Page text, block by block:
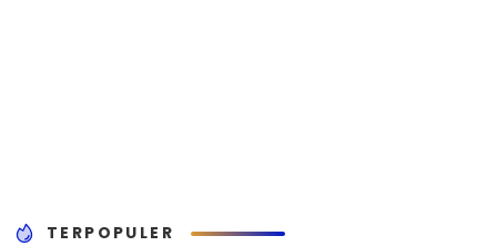
TERPOPULER